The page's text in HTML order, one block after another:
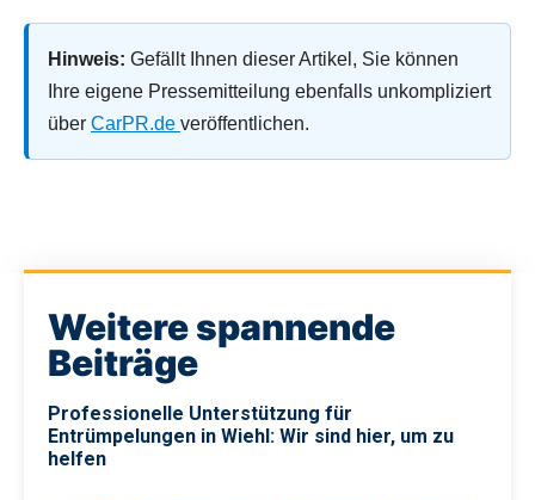
Hinweis: Gefällt Ihnen dieser Artikel, Sie können
Ihre eigene Pressemitteilung ebenfalls unkompliziert
über CarPR.de veröffentlichen.
Weitere spannende
Beiträge
Professionelle Unterstützung für
Entrümpelungen in Wiehl: Wir sind hier, um zu
helfen